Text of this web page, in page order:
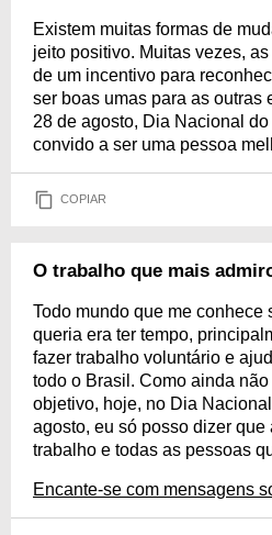
Existem muitas formas de
jeito positivo. Muitas vezes,
de um incentivo para
ser boas umas para as outras
28 de agosto, Dia Nacional
convido a ser uma pessoa
COPIAR
O trabalho que mais
Todo mundo que me conhece
queria era ter tempo,
fazer trabalho voluntário e
todo o Brasil. Como ainda
objetivo, hoje, no Dia
agosto, eu só posso dizer que
trabalho e todas as pessoas
Encante-se com mensagens